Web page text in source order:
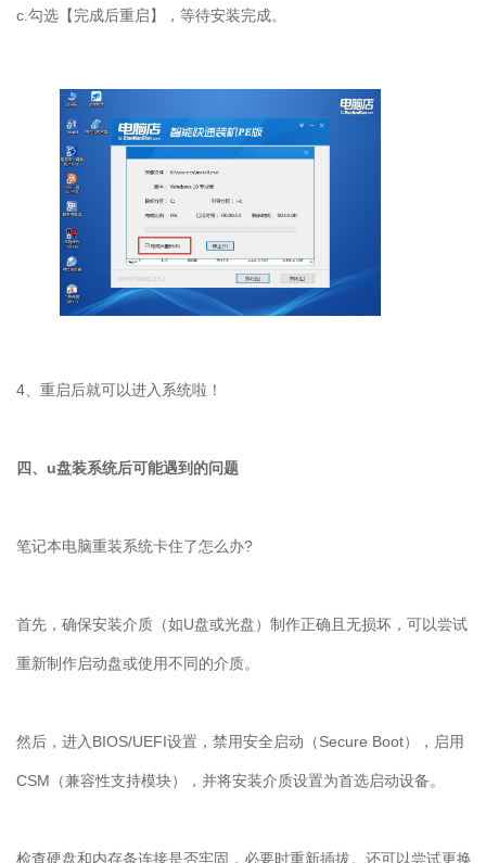
c.勾选【完成后重启】，等待安装完成。
4、重启后就可以进入系统啦！
四、 u盘装系统后可能遇到的问题
笔记本电脑重装系统卡住了怎么办?
首先，确保安装介质（如U盘或光盘）制作正确且无损坏，可以尝试
重新制作启动盘或使用不同的介质。
然后，进入BIOS/UEFI设置，禁用安全启动（Secure Boot），启用
CSM （兼容性支持模块），并将安装介质设置为首选启动设备。
检查硬盘和内存条连接是否牢固，必要时重新插拔。还可以尝试更换